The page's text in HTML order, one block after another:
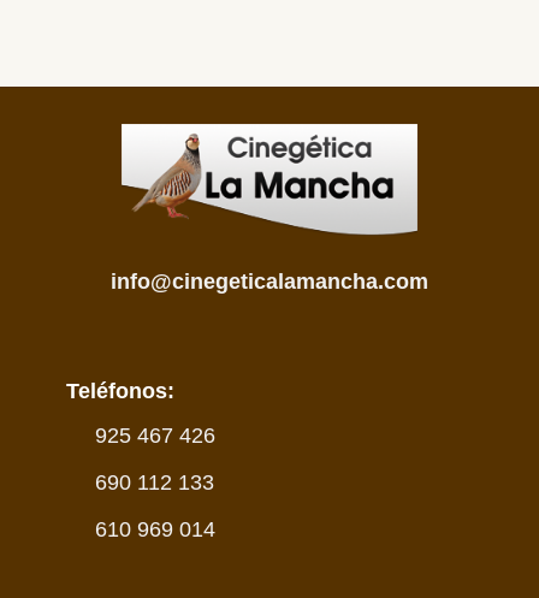
info@cinegeticalamancha.com
Teléfonos:
925 467 426
690 112 133
610 969 014